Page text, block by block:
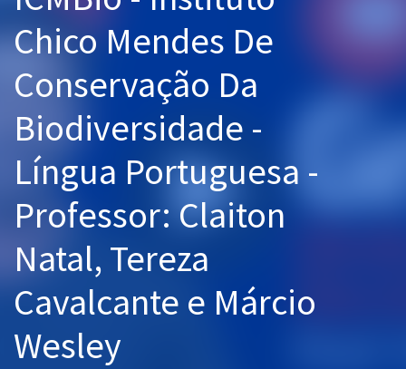
Graduação
Mentorias
Questões grátis
Conteúdo gratuito
Blog
Aprovados
Atendimento
Chico Mendes De
Conservação Da
Biodiversidade -
Língua Portuguesa -
Professor: Claiton
Natal, Tereza
Cavalcante e Márcio
Wesley